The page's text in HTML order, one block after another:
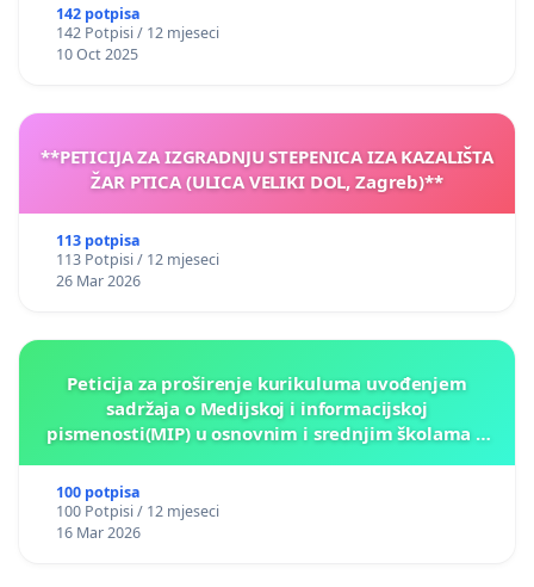
142 potpisa
142 Potpisi / 12 mjeseci
10 Oct 2025
**PETICIJA ZA IZGRADNJU STEPENICA IZA KAZALIŠTA
ŽAR PTICA (ULICA VELIKI DOL, Zagreb)**
113 potpisa
113 Potpisi / 12 mjeseci
26 Mar 2026
Peticija za proširenje kurikuluma uvođenjem
sadržaja o Medijskoj i informacijskoj
pismenosti(MIP) u osnovnim i srednjim školama u
100 potpisa
100 Potpisi / 12 mjeseci
16 Mar 2026